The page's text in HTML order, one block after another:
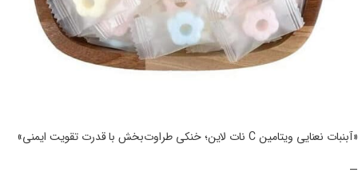
«آبنبات نعنایی ویتامین C نات لاین؛ خنکی طراوت‌بخش با قدرت تقویت ایمنی»
—